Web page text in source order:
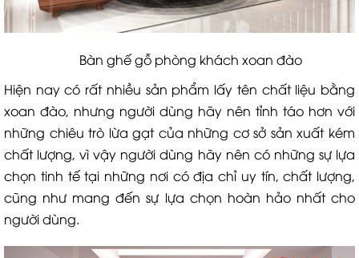
Bàn ghế gỗ phòng khách xoan đào
Hiện nay có rất nhiều sản phẩm lấy tên chất liệu bằng
xoan đào, nhưng người dùng hãy nên tỉnh táo hơn với
những chiêu trò lừa gạt của những cơ sở sản xuất kém
chất lượng, vì vậy người dùng hãy nên có những sự lựa
chọn tinh tế tại những nơi có địa chỉ uy tín, chất lượng,
cũng như mang đến sự lựa chọn hoàn hảo nhất cho
người dùng.